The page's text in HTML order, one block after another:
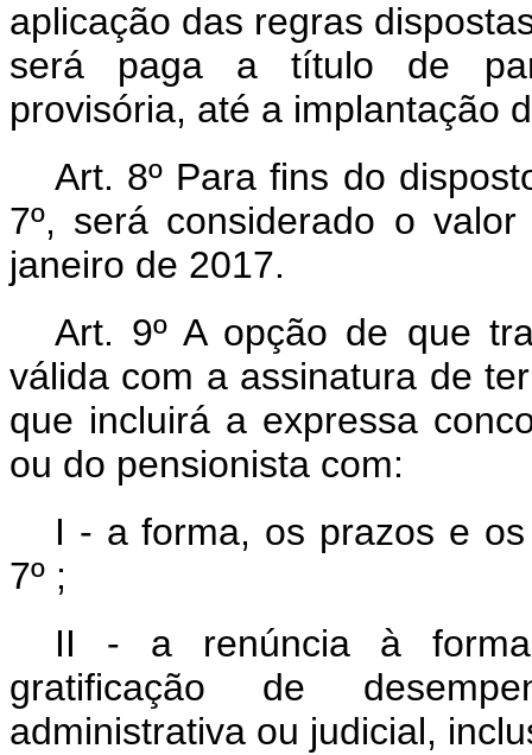
aplicação das regras
será paga a título de
provisória, até a implantação
Art. 8º Para fins do
7º, será considerado o
janeiro de 2017.
Art. 9º A opção de que
válida com a assinatura de
que incluirá a expressa
ou do pensionista com:
I - a forma, os prazos e
7º ;
II - a renúncia à
gratificação de
administrativa ou judicial,